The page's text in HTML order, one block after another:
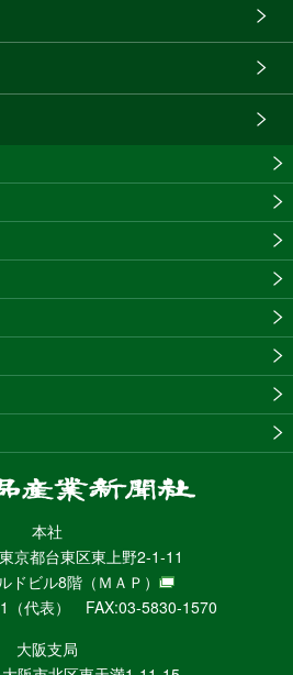
食
産
業
新
聞
社
本社
京都台東区東上野2-1-11
ドビル8階 （ＭＡＰ）
（代表） FAX:03-5830-1570
大阪支局